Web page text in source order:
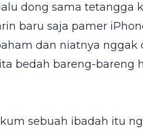
dong sama tetangga
baru saja pamer
dan niatnya nggak
bedah bareng-bareng
sebuah ibadah itu